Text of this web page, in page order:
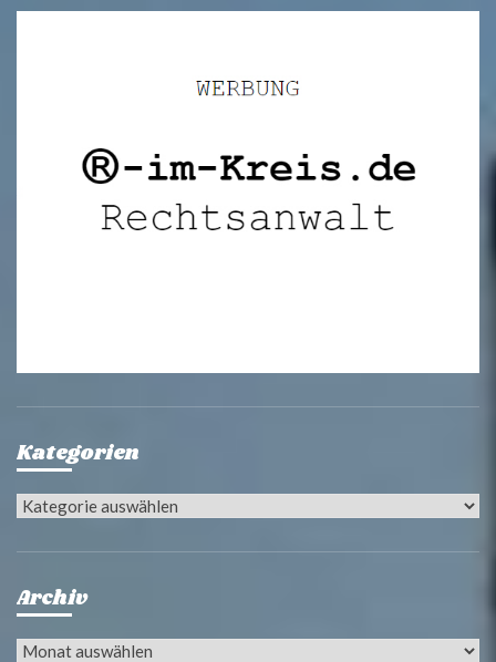
Kategorien
Kategorien
Archiv
Archiv